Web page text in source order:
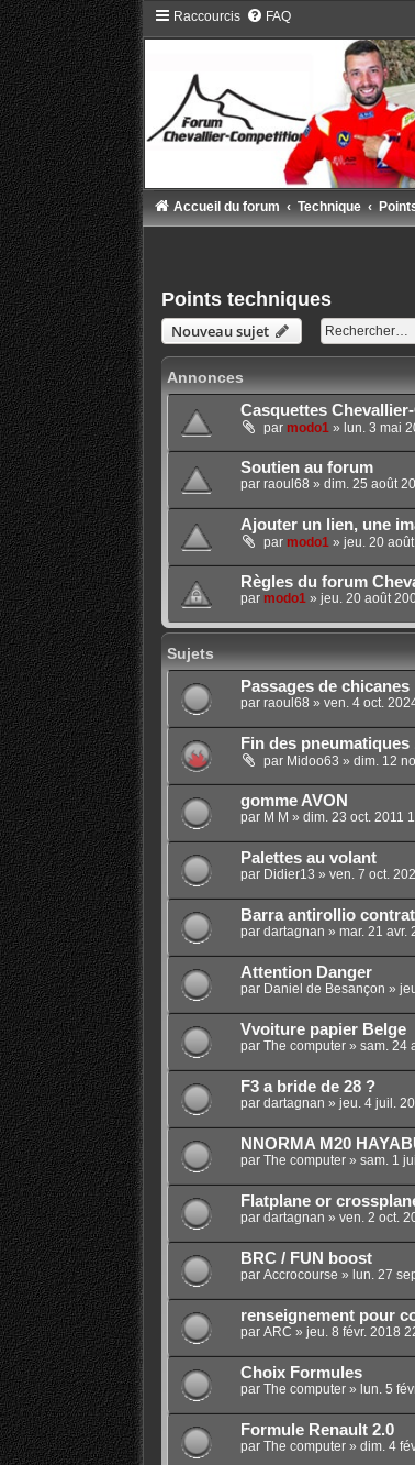
Raccourcis FAQ
Accueil du forum Technique
Points techniques
Nouveau sujet
Annonces
Casquettes
par modo1» lun. 3 mai
Soutien au forum
par raoul68 » dim. 25 août
Ajouter un lien, une
par modo1» jeu. 20
Règles du forum
par modo1» jeu. 20 août
Sujets
Passages de chicanes
par raoul68 » ven. 4 oct.
Fin des pneumatiques
par Midoo63 » dim. 12
gomme AVON
par M M » dim. 23 oct. 2011
Palettes au volant
par Didier13 » ven. 7 oct.
Barra antirollio
par dartagnan » mar. 21 avr.
Attention Danger
par Daniel de Besançon »
Vvoiture papier Belge
par The computer» sam. 24
F3 a bride de 28 ?
par dartagnan » jeu. 4 juil.
NNORMA M20
par The computer» sam. 1
Flatplane or
par dartagnan » ven. 2 oct.
BRC / FUN boost
par Accrocourse » lun. 27
renseignement pour
par ARC » jeu. 8 févr. 2018
Choix Formules
par The computer» lun. 5
Formule Renault 2.0
par The computer» dim. 4